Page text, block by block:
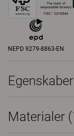
NEPD 9279-8863-EN
Egenskaber
Materialer